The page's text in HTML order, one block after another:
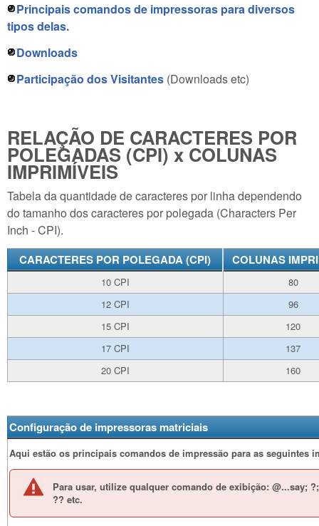
Principais comandos de impressoras para diversos
tipos delas.
Downloads
Participação dos Visitantes (Downloads etc)
RELAÇÃO DE CARACTERES POR
POLEGADAS (CPI) x COLUNAS
IMPRIMÍVEIS
Tabela da quantidade de caracteres por linha dependendo
do tamanho dos caracteres por polegada (Characters Per
Inch - CPI).
CARACTERES POR POLEGADA (CPI) COLUNAS
10 CPI
80
12 CPI
96
15 CPI
120
17 CPI
137
20 CPI
160
Configuração de impressoras matriciais
Aqui estão os principais comandos de impressão para as seguintes
Para usar, utilize qualquer comando de exibição: @...say; ?;
?? etc.